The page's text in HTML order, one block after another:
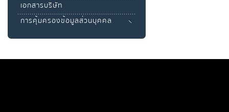
เอกสารบริษัท
การคุ้มครองข้อมูลส่วนบุคคล